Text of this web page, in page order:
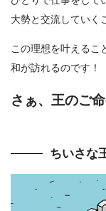
大勢と交流していく
この理想を叶えるこ
和が訪れるのです！
さぁ、王のご命
ちいさな